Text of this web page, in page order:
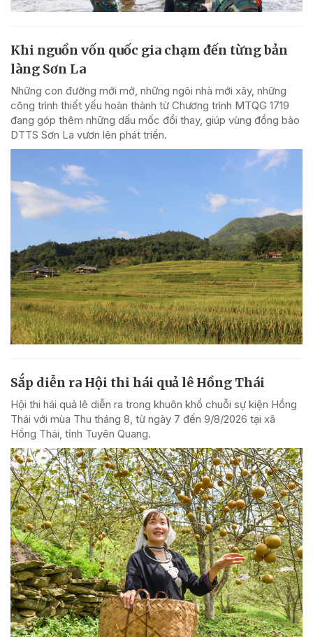
Khi nguồn vốn quốc gia chạm đến từng bản
làng Sơn La
Những con đường mới mở, những ngôi nhà mới xây, những
công trình thiết yếu hoàn thành từ Chương trình MTQG 1719
đang góp thêm những dấu mốc đổi thay, giúp vùng đồng bào
DTTS Sơn La vươn lên phát triển.
Sắp diễn ra Hội thi hái quả lê Hồng Thái
Hội thi hái quả lê diễn ra trong khuôn khổ chuỗi sự kiện Hồng
Thái với mùa Thu tháng 8, từ ngày 7 đến 9/8/2026 tại xã
Hồng Thái, tỉnh Tuyên Quang.